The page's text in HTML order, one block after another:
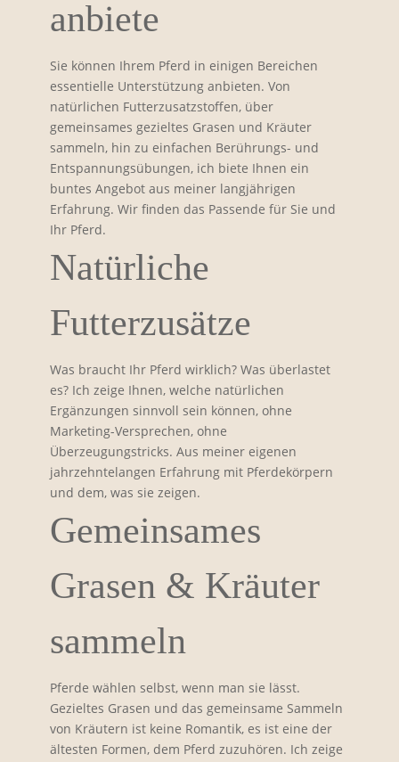
anbiete
Sie können Ihrem Pferd in einigen Bereichen
essentielle Unterstützung anbieten. Von
natürlichen Futterzusatzstoffen, über
gemeinsames gezieltes Grasen und Kräuter
sammeln, hin zu einfachen Berührungs- und
Entspannungsübungen, ich biete Ihnen ein
buntes Angebot aus meiner langjährigen
Erfahrung. Wir finden das Passende für Sie und
Ihr Pferd.
Natürliche
Futterzusätze
Was braucht Ihr Pferd wirklich? Was überlastet
es? Ich zeige Ihnen, welche natürlichen
Ergänzungen sinnvoll sein können, ohne
Marketing-Versprechen, ohne
Überzeugungstricks. Aus meiner eigenen
jahrzehntelangen Erfahrung mit Pferdekörpern
und dem, was sie zeigen.
Gemeinsames
Grasen & Kräuter
sammeln
Pferde wählen selbst, wenn man sie lässt.
Gezieltes Grasen und das gemeinsame Sammeln
von Kräutern ist keine Romantik, es ist eine der
ältesten Formen, dem Pferd zuzuhören. Ich zeige